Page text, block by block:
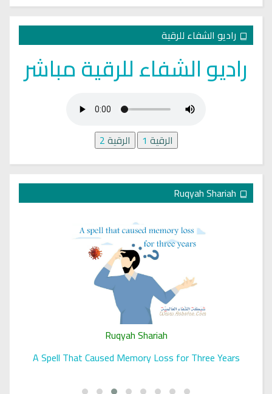
راديو الشفاء للرقية
راديو الشفاء للرقية مباشر
الرقية 1 الرقية2
Ruqyah Shariah
A Spell That Caused Memory Loss for Three Years